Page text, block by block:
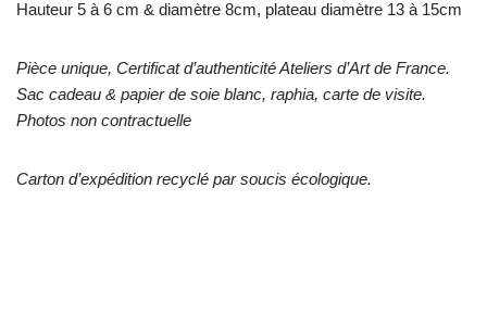
Hauteur 5 à 6 cm & diamètre 8cm, plateau diamètre 13 à 15cm
Pièce unique, Certificat d’authenticité Ateliers d’Art de France.
Sac cadeau & papier de soie blanc, raphia, carte de visite.
Photos non contractuelle
Carton d’expédition recyclé par soucis écologique.